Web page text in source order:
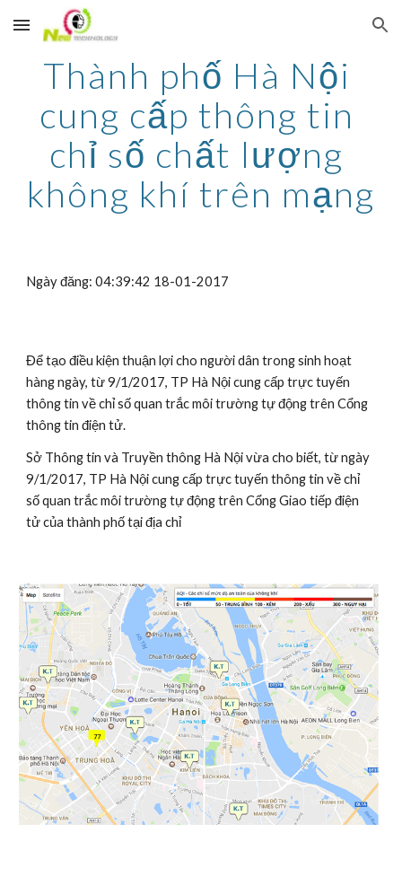
Skip to main content Skip to navigation
Thành phố Hà Nội
cung cấp thông tin
chỉ số chất lượng
không khí trên mạng
Ngày đăng: 04:39:42 18-01-2017
Để tạo điều kiện thuận lợi cho người dân trong sinh hoạt
hàng ngày, từ 9/1/2017, TP Hà Nội cung cấp trực tuyến
thông tin về chỉ số quan trắc môi trường tự động trên Cổng
thông tin điện tử.
Sở Thông tin và Truyền thông Hà Nội vừa cho biết, từ ngày
9/1/2017, TP Hà Nội cung cấp trực tuyến thông tin về chỉ
số quan trắc môi trường tự động trên Cổng Giao tiếp điện
tử của thành phố tại địa chỉ